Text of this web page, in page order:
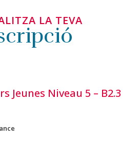
LA TEVA
Jeunes Niveau 5 – B2.3